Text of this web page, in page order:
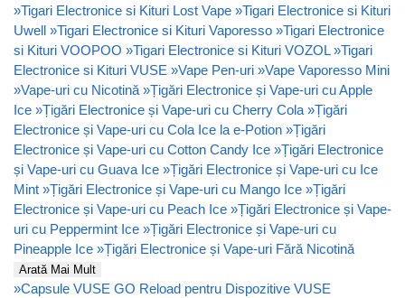
»Tigari Electronice si Kituri Lost Vape »Tigari Electronice si Kituri
Uwell »Tigari Electronice si Kituri Vaporesso »Tigari Electronice
si Kituri VOOPOO »Tigari Electronice si Kituri VOZOL »Tigari
Electronice si Kituri VUSE »Vape Pen-uri »Vape Vaporesso Mini
»Vape-uri cu Nicotină »Țigări Electronice și Vape-uri cu Apple
Ice »Țigări Electronice și Vape-uri cu Cherry Cola »Țigări
Electronice și Vape-uri cu Cola Ice la e-Potion »Țigări
Electronice și Vape-uri cu Cotton Candy Ice »Țigări Electronice
și Vape-uri cu Guava Ice »Țigări Electronice și Vape-uri cu Ice
Mint »Țigări Electronice și Vape-uri cu Mango Ice »Țigări
Electronice și Vape-uri cu Peach Ice »Țigări Electronice și Vape-
uri cu Peppermint Ice »Țigări Electronice și Vape-uri cu
Pineapple Ice »Țigări Electronice și Vape-uri Fără Nicotină
Arată Mai Mult
»Capsule VUSE GO Reload pentru Dispozitive VUSE